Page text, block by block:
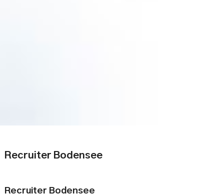
Recruiter Bodensee
Recruiter Bodensee